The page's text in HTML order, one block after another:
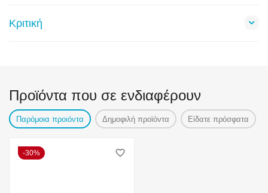
Κριτική
Προϊόντα που σε ενδιαφέρουν
Παρόμοια προιόντα Δημοφιλή προϊόντα Είδατε πρόσφατα
30%